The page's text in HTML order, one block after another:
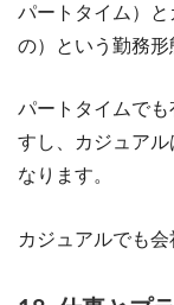
パートタイム）
の）という勤務形
パートタイムで
すし、カジュアル
なります。
カジュアルでも